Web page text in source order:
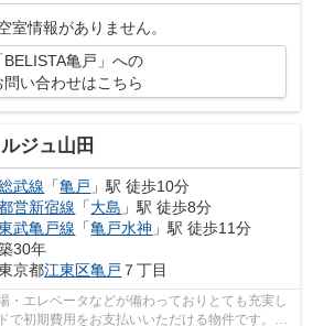
す。外観タ...
室情報がありません。
BELISTA亀戸」への
問い合わせはこちら
ジュ山田
武線 「亀戸 」駅 徒歩10分
営新宿線 「大島 」駅 徒歩8分
武亀戸線 「亀戸水神 」駅 徒歩11分
30年
京都江東区亀戸 ７丁目
・エレベータなどが備わっておりとても充実し
で初期費用をお支払いいただける物件です。通